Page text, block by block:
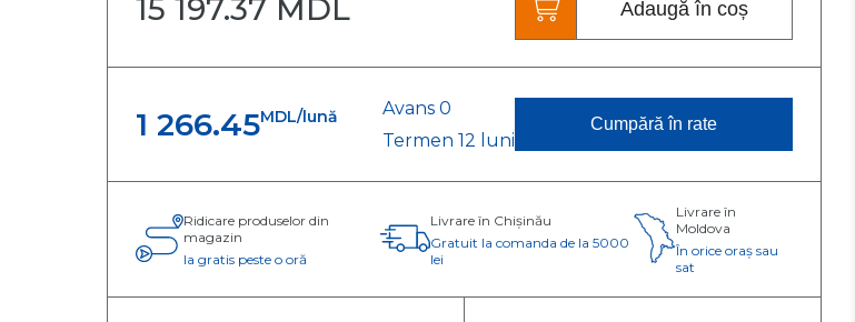
Categoria C
Reparație complexă
15 197.37 MDL Adaugă în coș
1 266.45MDL/lună
Avans 0
Termen 12 luni
Cumpără în rate
Ridicare produselor din
magazin
Ia gratis peste o oră
Livrare în Chișinău
Gratuit la comanda de la 5000
lei
Livrare în
Moldova
În orice oraș sau
sat